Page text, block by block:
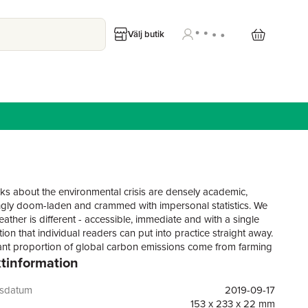
Välj butik
about the environmental crisis are densely academic,
doom-laden and crammed with impersonal statistics. We
is different - accessible, immediate and with a single
that individual readers can put into practice straight away.
proportion of global carbon emissions come from farming
up meat is incredibly hard and nobody is perfect - but just
Just changing our dinners - cutting out meat for one meal
enough to change the world. With his distinctive wit, insight
2019-09-17
153 x 233 x 22 mm